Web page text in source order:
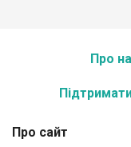
Про
Про сайт